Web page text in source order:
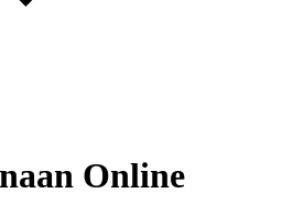
Online